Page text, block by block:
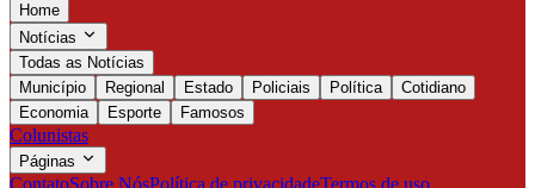
Home
Notícias
Todas as Notícias
Município
Regional Estado Policiais Política
Cotidiano
Economia
Esporte Famosos
Colunistas
Páginas
ContatoSobre NósPolítica de privacidadeTermos de uso